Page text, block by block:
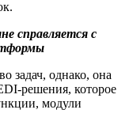
справляется с
задач, однако, она
решения, которое
модули